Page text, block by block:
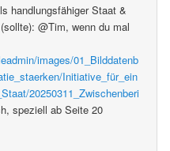
handlungsfähiger Staat &
@Tim, wenn du mal
images/01_Bilddatenb
Initiative_für_ein
20250311_Zwischenberi
speziell ab Seite 20